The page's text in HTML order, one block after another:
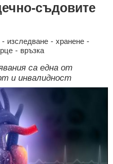
съдовите
- изследване - хранене -
- връзка
са една от
и инвалидност